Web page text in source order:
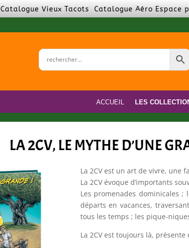
Catalogue Vieux Tacots Catalogue Aéro Espace
ACCUEIL LES
LA 2CV, LE MYTHE D’UNE
La 2CV est un art de vivre, une
La 2CV évoque d’importants
Les promenades dominicales
départs en vacances,
tous les temps ; les pique-
La 2CV est toujours là,